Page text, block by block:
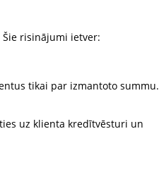
risinājumi ietver:
tikai par izmantoto summu.
uz klienta kredītvēsturi un